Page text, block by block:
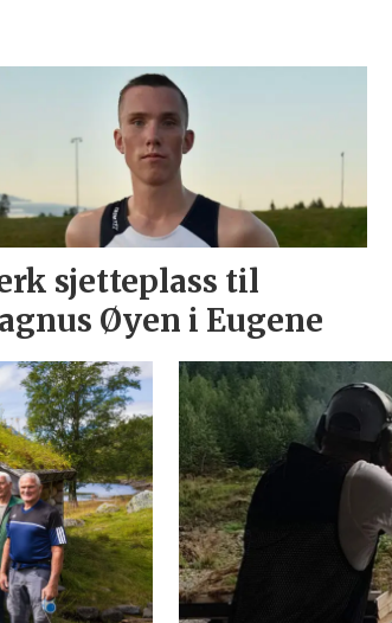
sjetteplass til
Øyen i Eugene